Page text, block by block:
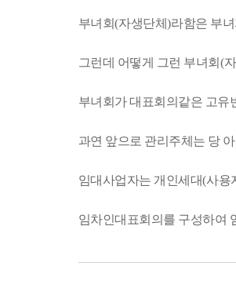
부녀회(자생단체 )라함은 부
그런데 어떻게 그런 부녀회 (
부녀회가 대표회의같은 고유
과연 앞으로 관리주체는 당
임대사업자는 개인세대(사용
임차인대표회의를 구성하여
수
니
4
형:
출
표
+상
업